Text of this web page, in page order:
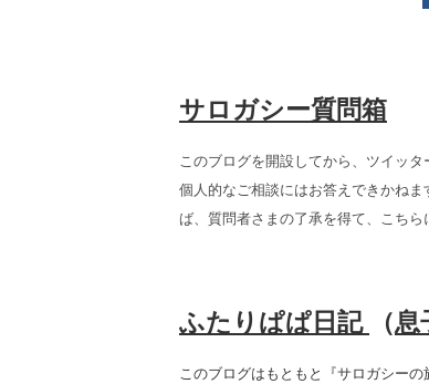
サロガシー質問箱
このブログを開設してから、ツイッ
個人的なご相談にはお答えできかね
ば、質問者さまの了承を得て、こちら
ふたりぱぱ日記 （息
このブログはもともと『サロガシー